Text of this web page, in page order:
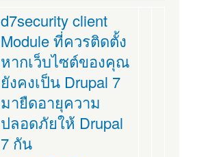
d7security client
Module ที่ควรติดตั้ง
หากเว็บไซต์ของคุณ
ยังคงเป็น Drupal 7
มายืดอายุความ
ปลอดภัยให้ Drupal
7 กัน